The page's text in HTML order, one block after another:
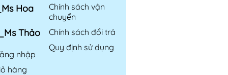
Hoa
Thảo
nhập
hàng
Chính sách vận
chuyển
Chính sách đổi trả
Quy định sử dụng